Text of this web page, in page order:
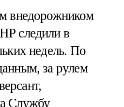
внедорожником
следили в
недель. По
за рулем
Службу